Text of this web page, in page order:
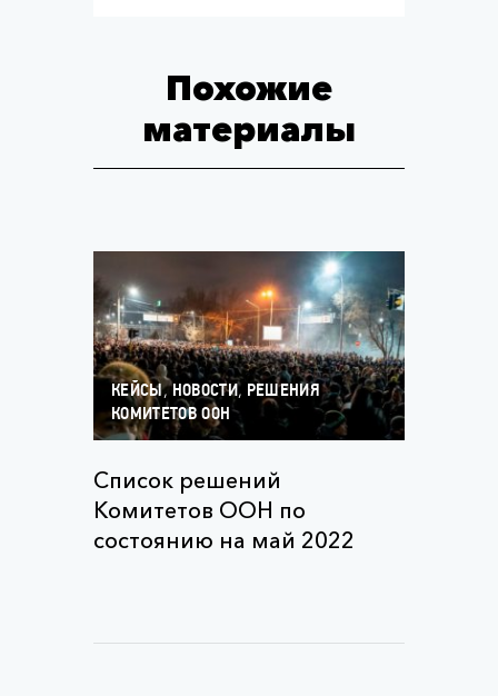
Похожие
материалы
КЕЙСЫ,НОВОСТИ, РЕШЕНИЯ
КОМИТЕТОВ ООН
Список решений
Комитетов ООН по
состоянию на май 2022